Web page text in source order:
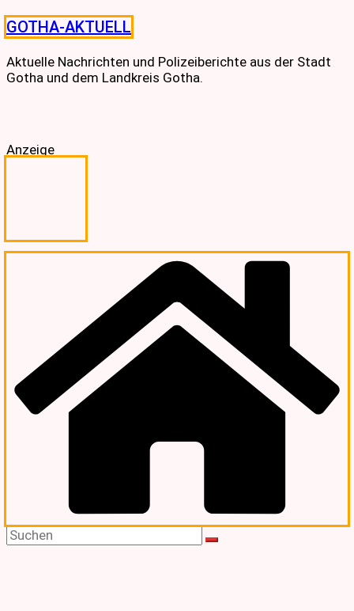
Skip
to
content
GOTHA-AKTUELL
Aktuelle Nachrichten und Polizeiberichte aus der Stadt
Gotha und dem Landkreis Gotha.
Anzeige